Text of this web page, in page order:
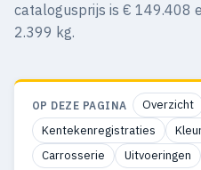
catalogusprijs is € 149.408
2.399 kg.
OP DEZE PAGINA Overzicht
Kentekenregistraties
Carrosserie
Uitvoeringen